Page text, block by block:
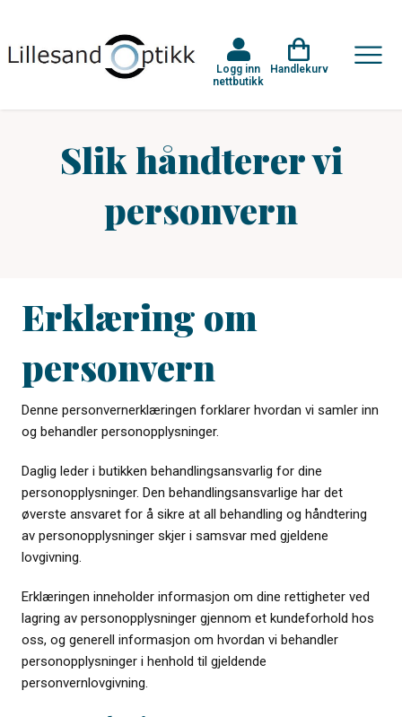
Logg inn
nettbutikk
Handlekurv
Slik håndterer vi
personvern
Erklæring om
personvern
Denne personvernerklæringen forklarer hvordan vi samler inn
og behandler personopplysninger.
Daglig leder i butikken behandlingsansvarlig for dine
personopplysninger. Den behandlingsansvarlige har det
øverste ansvaret for å sikre at all behandling og håndtering
av personopplysninger skjer i samsvar med gjeldene
lovgivning.
Erklæringen inneholder informasjon om dine rettigheter ved
lagring av personopplysninger gjennom et kundeforhold hos
oss, og generell informasjon om hvordan vi behandler
personopplysninger i henhold til gjeldende
personvernlovgivning.